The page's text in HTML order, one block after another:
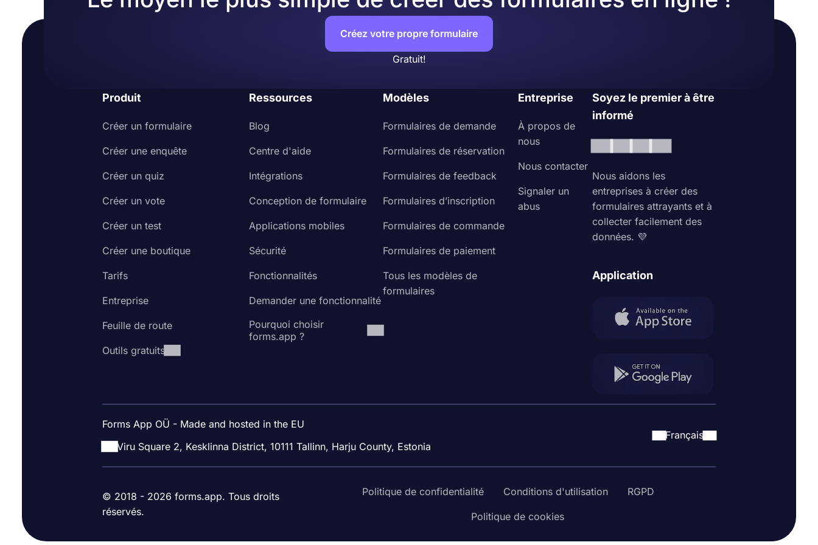
Créez votre propre formulaire
Gratuit!
Produit
Créer un formulaire
Créer une enquête
Créer un quiz
Créer un vote
Créer un test
Créer une boutique
Tarifs
Entreprise
Feuille de route
Outils gratuits
Ressources
Blog
Centre d'aide
Intégrations
Conception de formulaire
Applications mobiles
Sécurité
Fonctionnalités
Demander une fonctionnalité
Pourquoi choisir
forms.app ?
Modèles
Formulaires de demande
Formulaires de réservation
Formulaires de feedback
Formulaires d’inscription
Formulaires de commande
Formulaires de paiement
Tous les modèles de
formulaires
Entreprise
À propos de
nous
Nous contacter
Signaler un
abus
Soyez le premier à être
informé
Nous aidons les
entreprises à créer des
formulaires attrayants et à
collecter facilement des
données. 💜
Application
Forms App OÜ - Made and hosted in the EU
Viru Square 2, Kesklinna District, 10111 Tallinn, Harju County, Estonia
Français
© 2018 - 2026 forms.app. Tous droits
réservés.
Politique de confidentialité Conditions d'utilisation RGPD
Politique de cookies